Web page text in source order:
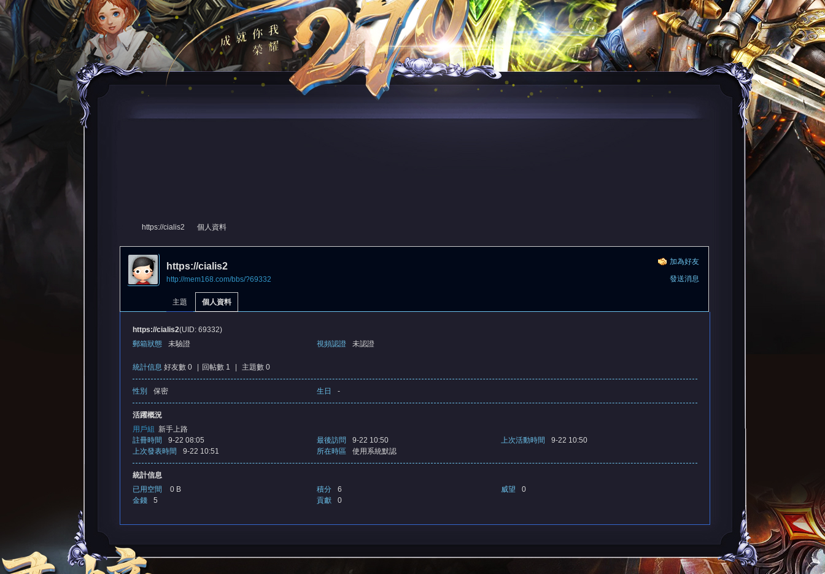
天
https://cialis2
›
個人資料
加為好友
發送消息
https://cialis2
http://mem168.com/bbs/?69332
主題 個人資料
https://cialis2(UID: 69332)
郵箱狀態
未驗證 視頻認證 未認證
統計信息 好友數 0 回帖數 1 主題數 0
性別 保密 生日 -
活躍概況
用戶組
新手上路
註冊時間
9-22 08:05 最後訪問 9-22 10:50 上次活動時間
9-22 10:50
上次發表時間
9-22 10:51 所在時區 使用系統默認
統計信息
已用空間
0 B 積分 6 威望
0
金錢
5 貢獻 0